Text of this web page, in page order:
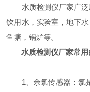
水质检测仪厂家广泛
饮用水，实验室，地下
鱼塘，锅炉等。
水质检测仪厂家常用
1、余氯传感器：氯是